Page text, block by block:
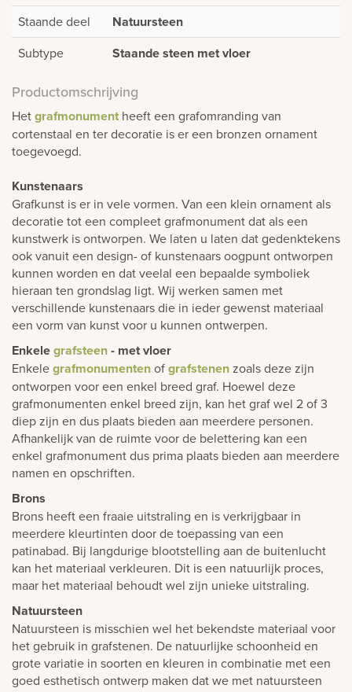
Staande deel Natuursteen
Subtype Staande steen met vloer
Productomschrijving
Hetgrafmonument heeft een grafomranding van
cortenstaal en ter decoratie is er een bronzen ornament
toegevoegd.
Kunstenaars
Grafkunst is er in vele vormen. Van een klein ornament als
decoratie tot een compleet grafmonument dat als een
kunstwerk is ontworpen. We laten u laten dat gedenktekens
ook vanuit een design- of kunstenaars oogpunt ontworpen
kunnen worden en dat veelal een bepaalde symboliek
hieraan ten grondslag ligt. Wij werken samen met
verschillende kunstenaars die in ieder gewenst materiaal
een vorm van kunst voor u kunnen ontwerpen.
Enkelegrafsteen- met vloer
Enkelegrafmonumentenofgrafstenenzoals deze zijn
ontworpen voor een enkel breed graf. Hoewel deze
grafmonumenten enkel breed zijn, kan het graf wel 2 of 3
diep zijn en dus plaats bieden aan meerdere personen.
Afhankelijk van de ruimte voor de belettering kan een
enkel grafmonument dus prima plaats bieden aan meerdere
namen en opschriften.
Brons
Brons heeft een fraaie uitstraling en is verkrijgbaar in
meerdere kleurtinten door de toepassing van een
patinabad. Bij langdurige blootstelling aan de buitenlucht
kan het materiaal verkleuren. Dit is een natuurlijk proces,
maar het materiaal behoudt wel zijn unieke uitstraling.
Natuursteen
Natuursteen is misschien wel het bekendste materiaal voor
het gebruik in grafstenen. De natuurlijke schoonheid en
grote variatie in soorten en kleuren in combinatie met een
goed esthetisch ontwerp maken dat we met natuursteen